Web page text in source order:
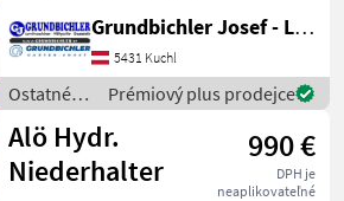
Aufnahme LAGER Kuchl
Kellau 35 Ostatné
traktorové komponenty
Čelný nakladač
Grundbichler Josef - Landmaschinen
5431 Kuchl
Ostatné
traktorové
komponenty
/ Alö
Prémiový plus prodejce
Alö Hydr.
Niederhalter
990 €
DPH je
neaplikovateľné